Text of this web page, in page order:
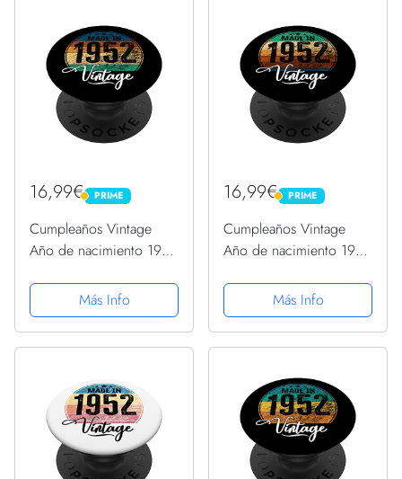
16,99€ PRIME
PRIME
Cumpleaños Vintage
Año de nacimiento 1952
PopSockets PopGrip
Intercambiable
Más Info
16,99€ PRIME
PRIME
Cumpleaños Vintage
Año de nacimiento 1952
PopSockets PopGrip
Intercambiable
Más Info